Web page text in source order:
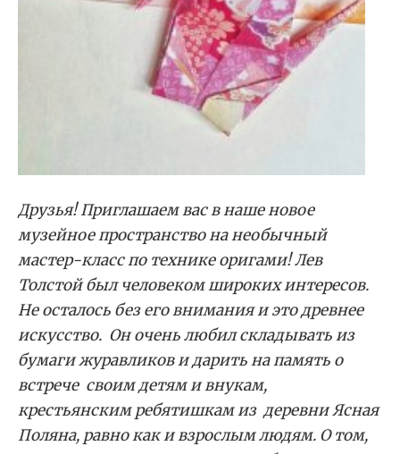
Друзья! Приглашаем вас в наше новое
музейное пространство на необычный
мастер-класс по технике оригами! Лев
Толстой был человеком широких интересов.
Не осталось без его внимания и это древнее
искусство. Он очень любил складывать из
бумаги журавликов и дарить на память о
встрече своим детям и внукам,
крестьянским ребятишкам из деревни Ясная
Поляна, равно как и взрослым людям. О том,